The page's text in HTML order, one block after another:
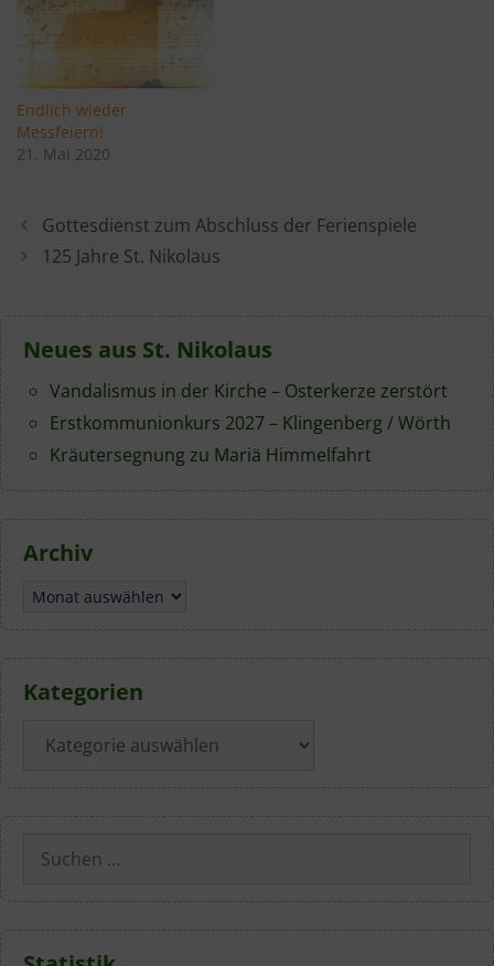
Endlich wieder
Messfeiern!
21. Mai 2020
Gottesdienst zum Abschluss der Ferienspiele
125 Jahre St. Nikolaus
Neues aus St. Nikolaus
Vandalismus in der Kirche – Osterkerze zerstört
Erstkommunionkurs 2027 – Klingenberg / Wörth
Kräutersegnung zu Mariä Himmelfahrt
Archiv
Archiv
Kategorien
Suchen
nach: